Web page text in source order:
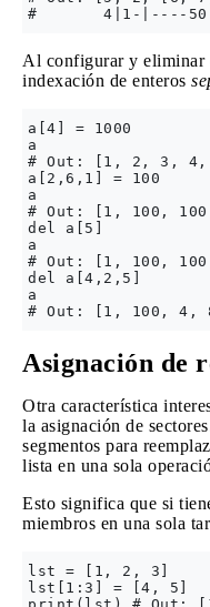
Al configurar y eliminar
indexación de enteros
a[4] = 1000
a
# Out: [1, 2, 3, 4,
a[2,6,1] = 100
a
# Out: [1, 100,
del a[5]
a
# Out: [1, 100,
del a[4,2,5]
a
Asignación de
Otra característica
la asignación de
segmentos para
lista en una sola
Esto significa que si
miembros en una sola
lst = [1, 2, 3]
lst[1:3] = [4, 5]